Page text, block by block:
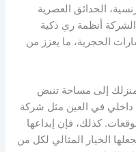
الحدائق العصرية
أنظمة ري ذكية
الحجرية، ما يعزز من
إلى مساحة تنبض
داخلي في العين مثل شركة
كذلك، فإن إبداعها
الخيار المثالي لكل من